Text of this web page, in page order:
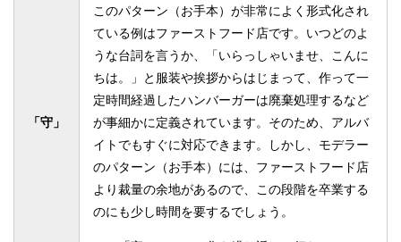
「守」
このパターン（お手本）が非常によく形式化され
ている例はファーストフード店です。いつどのよ
うな台詞を言うか、「いらっしゃいませ、こんに
ちは。」と服装や挨拶からはじまって、作って一
定時間経過したハンバーガーは廃棄処理するなど
が事細かに定義されています。そのため、アルバ
イトでもすぐに対応できます。しかし、モデラー
のパターン（お手本）には、ファーストフード店
より裁量の余地があるので、この段階を卒業する
のにも少し時間を要するでしょう。